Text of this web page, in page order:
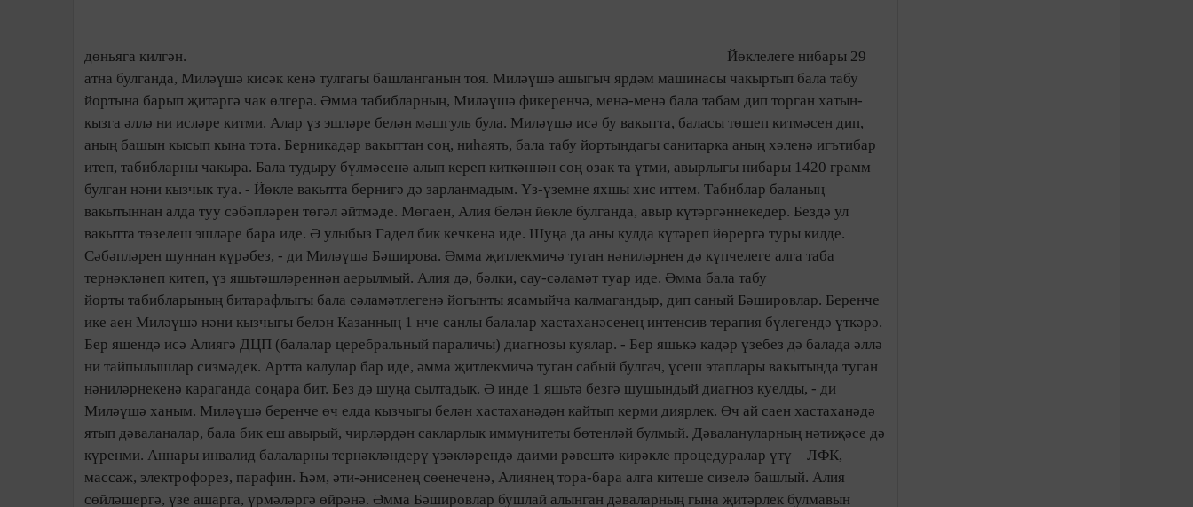
дөньяга килгән.
Йөклелеге нибары 29
атна булганда, Миләүшә кисәк кенә тулгагы башланганын тоя. Миләүшә ашыгыч ярдәм машинасы чакыртып бала табу
йортына барып җитәргә чак өлгерә. Әмма табибларның, Миләүшә фикеренчә, менә-менә бала табам дип торган хатын-
кызга әллә ни исләре китми. Алар үз эшләре белән мәшгуль була. Миләүшә исә бу вакытта, баласы төшеп китмәсен дип,
аның башын кысып кына тота. Берникадәр вакыттан соң, ниһаять, бала табу йортындагы санитарка аның хәленә игътибар
итеп, табибларны чакыра. Бала тудыру бүлмәсенә алып кереп киткәннән соң озак та үтми, авырлыгы нибары 1420 грамм
булган нәни кызчык туа. - Йөкле вакытта бернигә дә зарланмадым. Үз-үземне яхшы хис иттем. Табиблар баланың
вакытыннан алда туу сәбәпләрен төгәл әйтмәде. Мөгаен, Алия белән йөкле булганда, авыр күтәргәннекедер. Бездә ул
вакытта төзелеш эшләре бара иде. Ә улыбыз Гадел бик кечкенә иде. Шуңа да аны кулда күтәреп йөрергә туры килде.
Сәбәпләрен шуннан күрәбез, - ди Миләүшә Бәширова. Әмма җитлекмичә туган нәниләрнең дә күпчелеге алга таба
тернәкләнеп китеп, үз яшьтәшләреннән аерылмый. Алия дә, бәлки, сау-сәламәт туар иде. Әмма бала табу
йорты табибларының битарафлыгы бала сәламәтлегенә йогынты ясамыйча калмагандыр, дип саный Бәшировлар. Беренче
ике аен Миләүшә нәни кызчыгы белән Казанның 1 нче санлы балалар хастаханәсенең интенсив терапия бүлегендә үткәрә.
Бер яшендә исә Алиягә ДЦП (балалар церебральный параличы) диагнозы куялар. - Бер яшькә кадәр үзебез дә балада әллә
ни тайпылышлар сизмәдек. Артта калулар бар иде, әмма җитлекмичә туган сабый булгач, үсеш этаплары вакытында туган
нәниләрнекенә караганда соңара бит. Без дә шуңа сылтадык. Ә инде 1 яшьтә безгә шушындый диагноз куелды, - ди
Миләүшә ханым. Миләүшә беренче өч елда кызчыгы белән хастаханәдән кайтып керми диярлек. Өч ай саен хастаханәдә
ятып дәваланалар, бала бик еш авырый, чирләрдән сакларлык иммунитеты бөтенләй булмый. Дәвалануларның нәтиҗәсе дә
күренми. Аннары инвалид балаларны тернәкләндерү үзәкләрендә даими рәвештә кирәкле процедуралар үтү – ЛФК,
массаж, электрофорез, парафин. Һәм, әти-әнисенең сөенеченә, Алиянең тора-бара алга китеше сизелә башлый. Алия
сөйләшергә, үзе ашарга, үрмәләргә өйрәнә. Әмма Бәшировлар бушлай алынган дәваларның гына җитәрлек булмавын